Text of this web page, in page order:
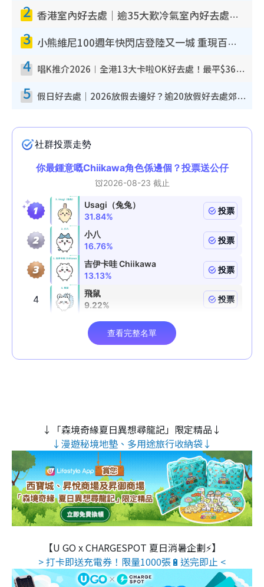
2 香港室內好去處｜逾35大歎冷氣室內好去處推介 室內活動免費避雨無懼落雨
3 小熊維尼100週年快閃店登陸又一城 重現百畝森林經典場景／獨家限定盲盒登場／專屬DIY香水
4 唱K推介2026︱全港13大卡啦OK好去處！最平$36起 日文K都有！(附地址+收費詳情)
5 假日好去處｜2026放假去邊好？逾20放假好去處郊外/秘景 休閒半日或一日遊
↓「森境奇緣夏日異想尋龍記」限定精品↓
↓漫遊秘境地墊、多用途旅行收納袋↓
【U GO x CHARGESPOT 夏日消暑企劃⚡】
> 打卡即送充電券！限量1000張🔋送完即止 <